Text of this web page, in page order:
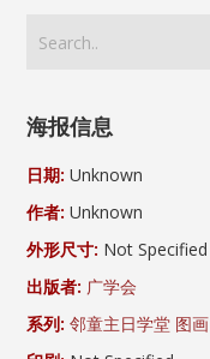
海报信息
日期: Unknown
作者: Unknown
外形尺寸: Not Specified
出版者: 广学会
系列: 邻童主日学堂 图画